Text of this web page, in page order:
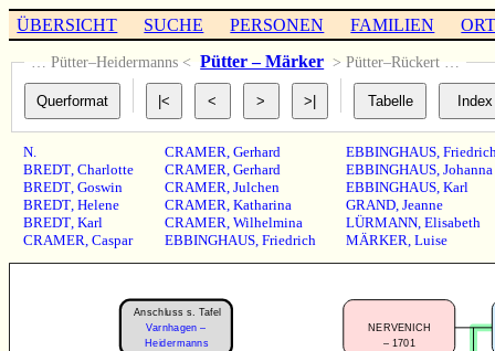
ÜBERSICHT SUCHE PERSONEN FAMILIEN
… Pütter–Heidermanns < Pütter – Märker > Pütter–Rückert …
N.
BREDT,Charlotte
BREDT,Goswin
BREDT,Helene
BREDT,Karl
CRAMER,Caspar
CRAMER, Gerhard
CRAMER, Gerhard
CRAMER, Julchen
CRAMER, Katharina
CRAMER, Wilhelmina
EBBINGHAUS, Friedrich
EBBINGHAUS,
EBBINGHAUS, Johanna
EBBINGHAUS, Karl
GRAND, Jeanne
LÜRMANN, Elisabeth
MÄRKER, Luise
Anschluss s. Tafel
Varnhagen –
Heidermanns
NERVENICH
– 1701